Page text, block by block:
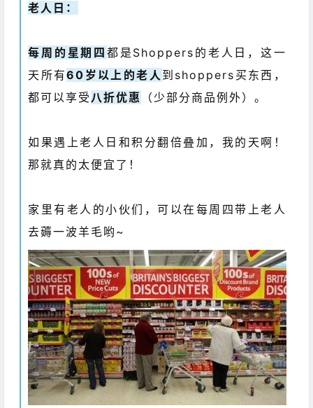
老人日：
每周的星期四 都是Shoppers的老人日，这一
天所有60岁以上的老人 到shoppers买东西，
都可以享受 八折优惠 （少部分商品例外）。
如果遇上老人日和积分翻倍叠加，我的天啊！
那就真的太便宜了！
家里有老人的小伙们，可以在每周四带上老人
去薅一波羊毛哟~